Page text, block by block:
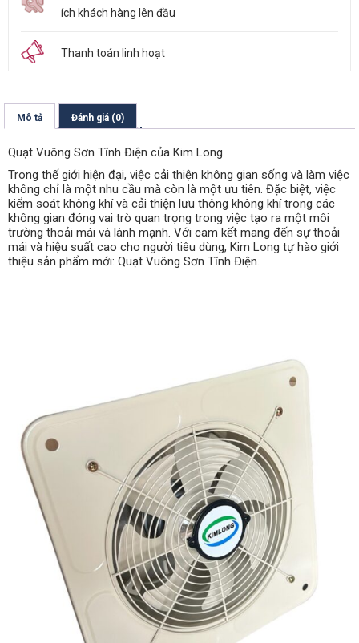
ích khách hàng lên đầu
Thanh toán linh hoạt
Mô tả Đánh giá (0)
Quạt Vuông Sơn Tĩnh Điện của Kim Long
Trong thế giới hiện đại, việc cải thiện không gian sống và làm việc
không chỉ là một nhu cầu mà còn là một ưu tiên. Đặc biệt, việc
kiểm soát không khí và cải thiện lưu thông không khí trong các
không gian đóng vai trò quan trọng trong việc tạo ra một môi
trường thoải mái và lành mạnh. Với cam kết mang đến sự thoải
mái và hiệu suất cao cho người tiêu dùng, Kim Long tự hào giới
thiệu sản phẩm mới: Quạt Vuông Sơn Tĩnh Điện.